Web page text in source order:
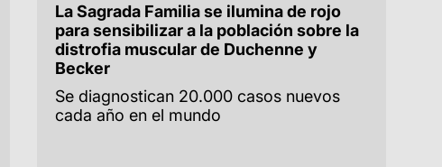
La Sagrada Familia se ilumina de rojo
para sensibilizar a la población sobre la
distrofia muscular de Duchenne y
Becker
Se diagnostican 20.000 casos nuevos
cada año en el mundo